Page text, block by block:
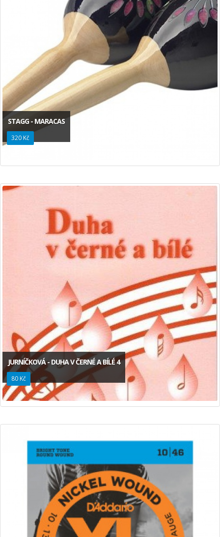
STAGG - MARACAS
320 Kč
JURNÍČKOVÁ - DUHA V ČERNÉ A BÍLÉ 4
80 Kč